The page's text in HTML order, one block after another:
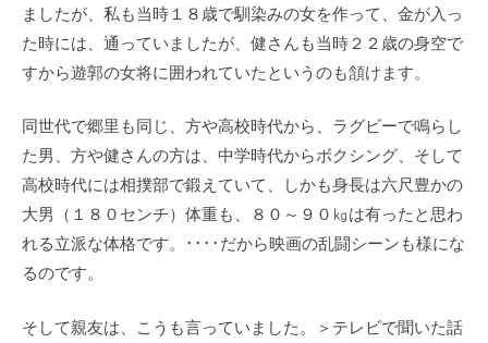
ましたが、私も当時１８歳で馴染みの女を作って、金が入っ
た時には、通っていましたが、健さんも当時２２歳の身空で
すから遊郭の女将に囲われていたというのも頷けます。
同世代で郷里も同じ、方や高校時代から、ラグビーで鳴らし
た男、方や健さんの方は、中学時代からボクシング、そして
高校時代には相撲部で鍛えていて、しかも身長は六尺豊かの
大男（１８０センチ）体重も、８０～９０㎏は有ったと思わ
れる立派な体格です。････だから映画の乱闘シーンも様にな
るのです。
そして親友は、こうも言っていました。＞テレビで聞いた話